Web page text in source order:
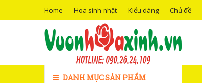
Home Hoa sinh nhật Kiểu dáng Chủ đề
DANH MỤC SẢN PHẨM